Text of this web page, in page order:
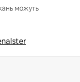
можуть